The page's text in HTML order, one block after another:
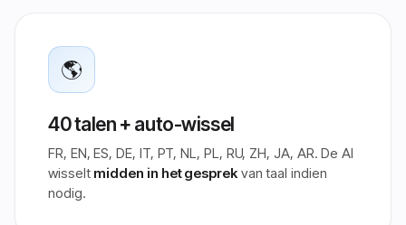
🌎
40 talen + auto-wissel
FR, EN, ES, DE, IT, PT, NL, PL, RU, ZH, JA, AR. De AI
wisselt midden in het gesprekvan taal indien
nodig.